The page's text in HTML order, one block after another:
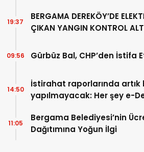
BERGAMA DEREKÖY’DE
ÇIKAN YANGIN KONTROL
19:37
Gürbüz Bal, CHP’den İstifa
09:56
İstirahat raporlarında artık
yapılmayacak: Her şey e-
14:50
Bergama Belediyesi’nin
Dağıtımına Yoğun İlgi
11:05